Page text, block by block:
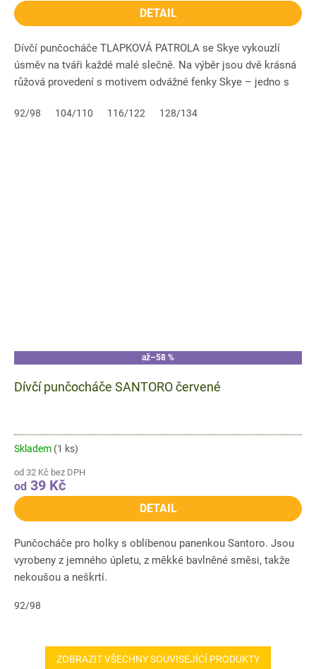
DETAIL
Dívčí punčocháče TLAPKOVÁ PATROLA se Skye vykouzlí
úsměv na tváři každé malé slečně. Na výběr jsou dvě krásná
růžová provedení s motivem odvážné fenky Skye – jedno s
92/98 104/110 116/122 128/134
až–58 %
Dívčí punčocháče SANTORO červené
Skladem (1 ks)
od 32 Kč bez DPH
od 39 Kč
DETAIL
Punčocháče pro holky s oblíbenou panenkou Santoro. Jsou
vyrobeny z jemného úpletu, z měkké bavlněné směsi, takže
nekoušou a neškrtí.
92/98
ZOBRAZIT VŠECHNY SOUVISEJÍCÍ PRODUKTY